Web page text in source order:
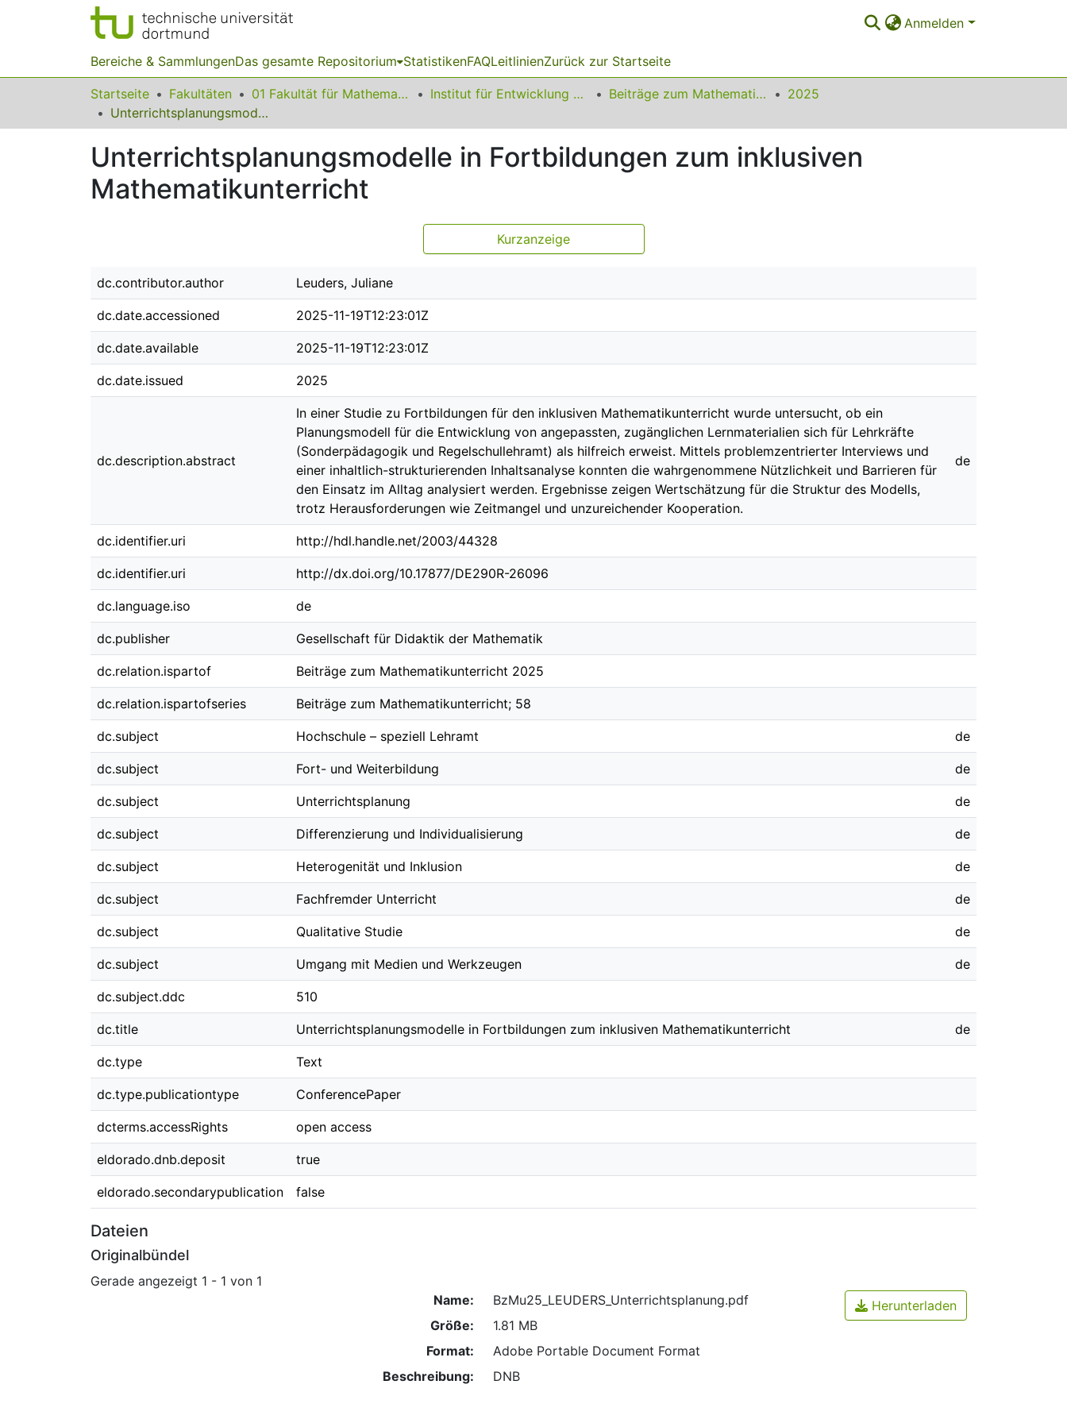
Anmelden
Bereiche & SammlungenDas gesamte Repositorium StatistikenFAQLeitlinienZurück zur Startseite
Startseite Fakultäten 01 Fakultät für Mathematik Institut für Entwicklung und Erforschung des Mathematikunterrichts Beiträge zum Mathematikunterricht
2025
Unterrichtsplanungsmodelle in Fortbildungen zum inklusiven Mathematikunterricht
Unterrichtsplanungsmodelle in Fortbildungen zum inklusiven
Mathematikunterricht
Kurzanzeige
dc.contributor.author Leuders, Juliane
dc.date.accessioned 2025-11-19T12:23:01Z
dc.date.available 2025-11-19T12:23:01Z
dc.date.issued 2025
dc.description.abstract
In einer Studie zu Fortbildungen für den inklusiven Mathematikunterricht wurde untersucht, ob ein
Planungsmodell für die Entwicklung von angepassten, zugänglichen Lernmaterialien sich für Lehrkräfte
(Sonderpädagogik und Regelschullehramt) als hilfreich erweist. Mittels problemzentrierter Interviews und
einer inhaltlich-strukturierenden Inhaltsanalyse konnten die wahrgenommene Nützlichkeit und Barrieren für
den Einsatz im Alltag analysiert werden. Ergebnisse zeigen Wertschätzung für die Struktur des Modells,
trotz Herausforderungen wie Zeitmangel und unzureichender Kooperation.
de
dc.identifier.uri http://hdl.handle.net/2003/44328
dc.identifier.uri http://dx.doi.org/10.17877/DE290R-26096
dc.language.iso de
dc.publisher Gesellschaft für Didaktik der Mathematik
dc.relation.ispartof Beiträge zum Mathematikunterricht 2025
dc.relation.ispartofseries Beiträge zum Mathematikunterricht; 58
dc.subject Hochschule – speziell Lehramt de
dc.subject Fort- und Weiterbildung de
dc.subject Unterrichtsplanung de
dc.subject Differenzierung und Individualisierung de
dc.subject Heterogenität und Inklusion de
dc.subject Fachfremder Unterricht de
dc.subject Qualitative Studie de
dc.subject Umgang mit Medien und Werkzeugen de
dc.subject.ddc 510
dc.title Unterrichtsplanungsmodelle in Fortbildungen zum inklusiven Mathematikunterricht de
dc.type Text
dc.type.publicationtype ConferencePaper
dcterms.accessRights open access
eldorado.dnb.deposit true
eldorado.secondarypublication false
Dateien
Originalbündel
Gerade angezeigt 1 - 1 von 1
Name:
BzMu25_LEUDERS_Unterrichtsplanung.pdf
Größe:
1.81 MB
Format:
Adobe Portable Document Format
Beschreibung:
DNB
Herunterladen